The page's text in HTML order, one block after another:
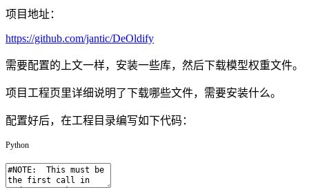
项目地址：
https://github.com/jantic/DeOldify
需要配置的上文一样，安装一些库，然后下载模型权重文件。
项目工程页里详细说明了下载哪些文件，需要安装什么。
配置好后，在工程目录编写如下代码：
Python